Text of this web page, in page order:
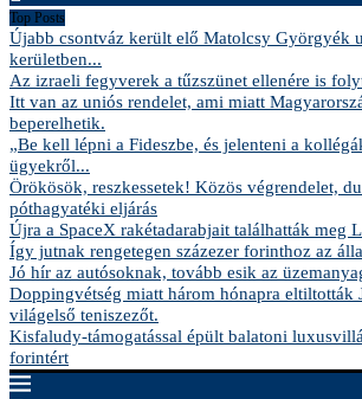
Top Posts
Újabb csontváz került elő Matolcsy Györgyék
kerületben...
Az izraeli fegyverek a tűzszünet ellenére is
Itt van az uniós rendelet, ami miatt
beperelhetik.
„Be kell lépni a Fideszbe, és jelenteni a
ügyekről...
Örökösök, reszkessetek! Közös végrendelet,
póthagyatéki eljárás
Újra a SpaceX rakétadarabjait találhatták meg
Így jutnak rengetegen százezer forinthoz az
Jó hír az autósoknak, tovább esik az
Doppingvétség miatt három hónapra eltiltották
világelső teniszezőt.
Kisfaludy-támogatással épült balatoni
forintért